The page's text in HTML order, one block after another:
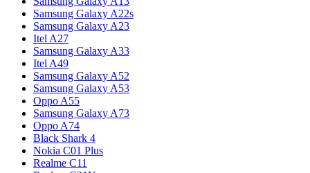
Samsung Galaxy A22s
Samsung Galaxy A23
Itel A27
Samsung Galaxy A33
Itel A49
Samsung Galaxy A52
Samsung Galaxy A53
Oppo A55
Samsung Galaxy A73
Oppo A74
Black Shark 4
Nokia C01 Plus
Realme C11